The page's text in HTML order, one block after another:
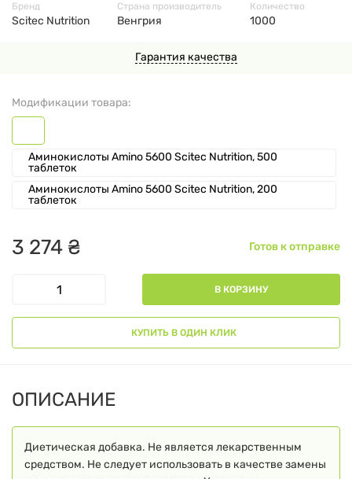
Гарантия качества
Модификации товара:
Аминокислоты Amino 5600 Scitec Nutrition, 500
таблеток
Аминокислоты Amino 5600 Scitec Nutrition, 200
таблеток
3 274 ₴ Готов к отправке
В КОРЗИНУ
КУПИТЬ В ОДИН КЛИК
Бренд
Scitec Nutrition
Страна производитель
Венгрия
Количество
1000
ОПИСАНИЕ
Диетическая добавка. Не является лекарственным
средством. Не следует использовать в качестве замены